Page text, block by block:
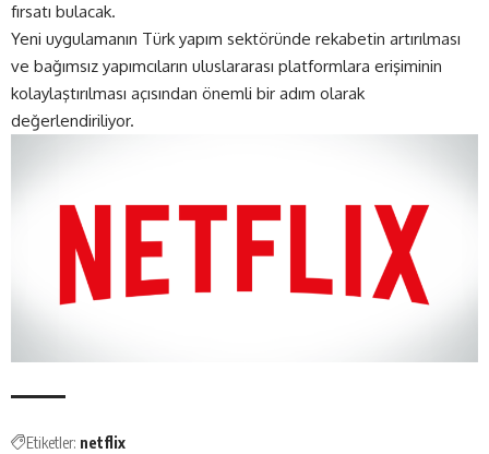
fırsatı bulacak.
Yeni uygulamanın Türk yapım sektöründe rekabetin artırılması
ve bağımsız yapımcıların uluslararası platformlara erişiminin
kolaylaştırılması açısından önemli bir adım olarak
değerlendiriliyor.
Etiketler: netflix